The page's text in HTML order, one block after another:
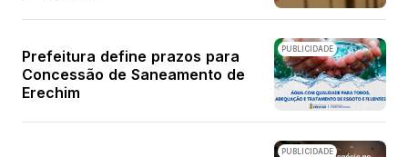
PUBLICIDADE
Prefeitura define prazos para
Concessão de Saneamento de
Erechim
PUBLICIDADE